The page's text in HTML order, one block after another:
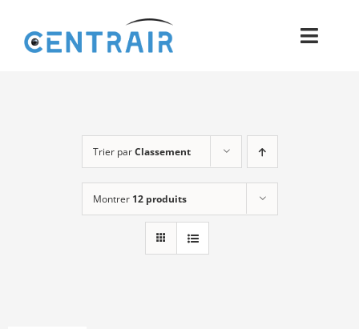
contenu
Moyens
Pièces
Process
Trier parClassement
Montrer 12 produits